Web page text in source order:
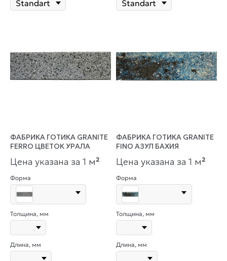
ФАБРИКА ГОТИКА GRANITE
FERRO ЦВЕТОК УРАЛА
Цена указана за 1 м²
Форма
Толщина, мм
Длина, мм
ФАБРИКА ГОТИКА GRANITE
FINO АЗУЛ БАХИЯ
Цена указана за 1 м²
Форма
Толщина, мм
Длина, мм